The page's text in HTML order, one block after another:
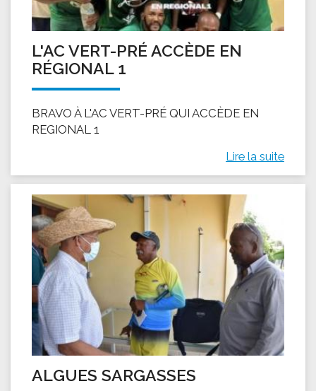
L'AC VERT-PRÉ ACCÈDE EN
RÉGIONAL 1
BRAVO À L'AC VERT-PRÉ QUI ACCÈDE EN
REGIONAL 1
Lire la suite
ALGUES SARGASSES